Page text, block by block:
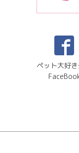
ペット大好